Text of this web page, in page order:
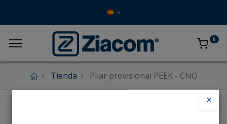
0
Tienda Pilar provisional PEEK - CNO
×